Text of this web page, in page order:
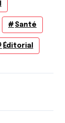
Santé
Éditorial